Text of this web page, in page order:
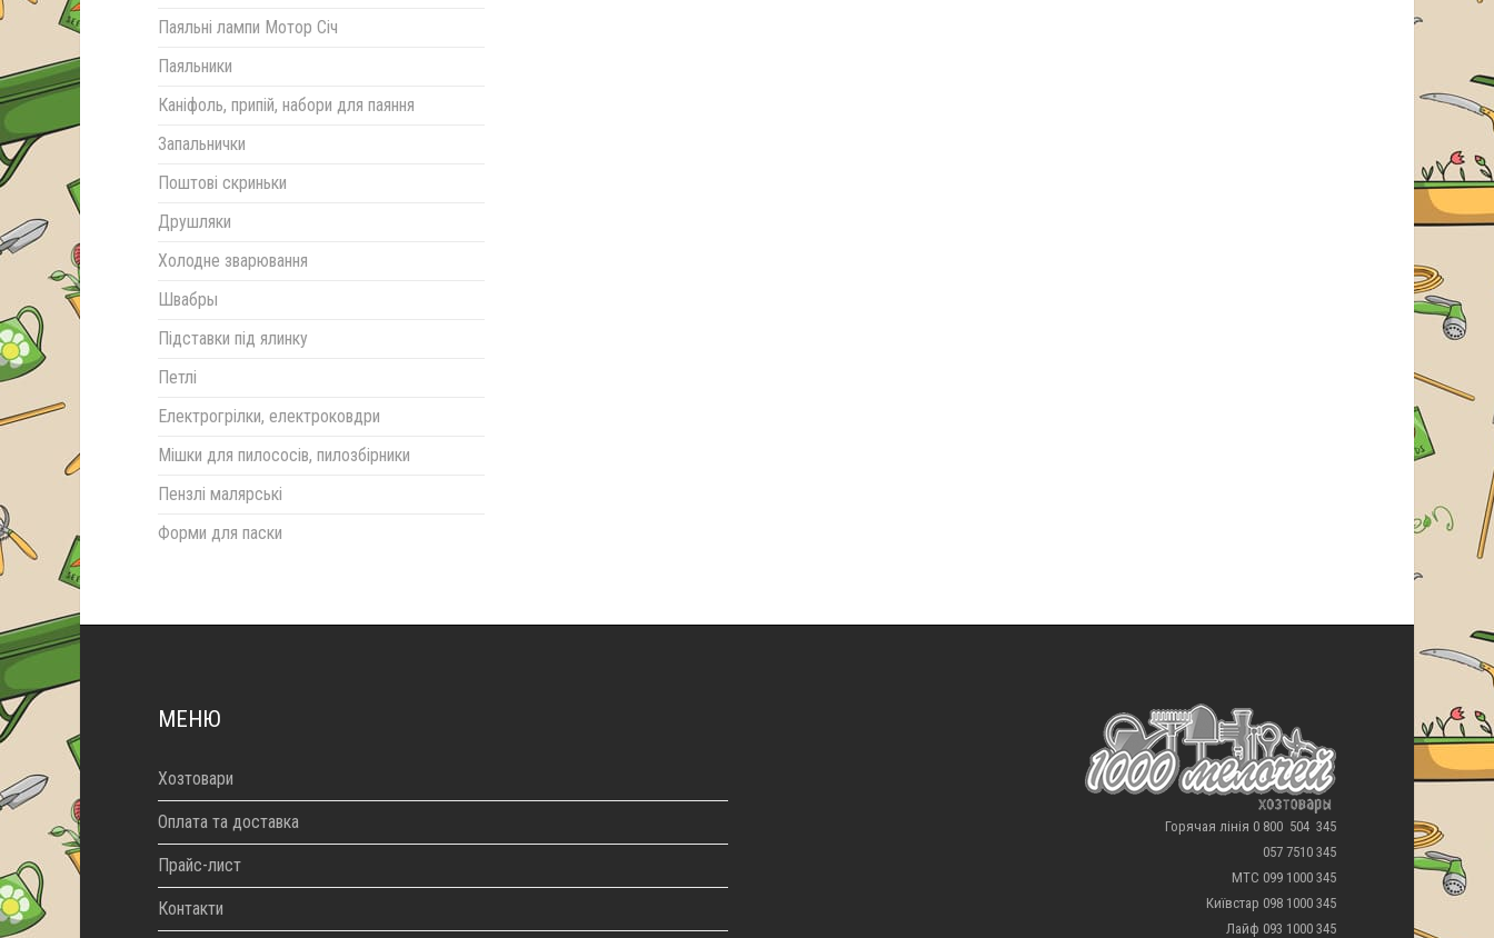
Паяльні лампи Мотор Січ
Паяльники
Каніфоль, припій, набори для паяння
Запальнички
Поштові скриньки
Друшляки
Холодне зварювання
Швабры
Підставки під ялинку
Петлі
Електрогрілки, електроковдри
Мішки для пилососів, пилозбірники
Пензлі малярські
Форми для паски
МЕНЮ
Хозтовари
Оплата та доставка
Прайс-лист
Контакти
Горячая лінія 0 800 504 345
057 7510 345
МТС 099 1000 345
Київстар 098 1000 345
Лайф 093 1000 345